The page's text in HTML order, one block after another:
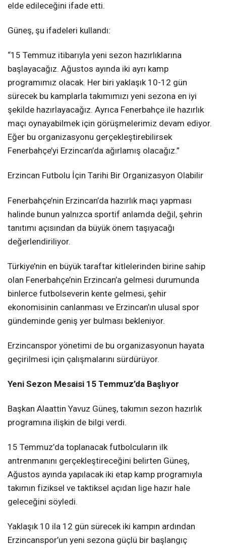
elde edileceğini ifade etti.
Güneş, şu ifadeleri kullandı:
“15 Temmuz itibarıyla yeni sezon hazırlıklarına
başlayacağız. Ağustos ayında iki ayrı kamp
programımız olacak. Her biri yaklaşık 10-12 gün
sürecek bu kamplarla takımımızı yeni sezona en iyi
şekilde hazırlayacağız. Ayrıca Fenerbahçe ile hazırlık
maçı oynayabilmek için görüşmelerimiz devam ediyor.
Eğer bu organizasyonu gerçekleştirebilirsek
Fenerbahçe’yi Erzincan’da ağırlamış olacağız.”
Erzincan Futbolu İçin Tarihi Bir Organizasyon Olabilir
Fenerbahçe’nin Erzincan’da hazırlık maçı yapması
halinde bunun yalnızca sportif anlamda değil, şehrin
tanıtımı açısından da büyük önem taşıyacağı
değerlendiriliyor.
Türkiye’nin en büyük taraftar kitlelerinden birine sahip
olan Fenerbahçe’nin Erzincan’a gelmesi durumunda
binlerce futbolseverin kente gelmesi, şehir
ekonomisinin canlanması ve Erzincan’ın ulusal spor
gündeminde geniş yer bulması bekleniyor.
Erzincanspor yönetimi de bu organizasyonun hayata
geçirilmesi için çalışmalarını sürdürüyor.
Yeni Sezon Mesaisi 15 Temmuz’da Başlıyor
Başkan Alaattin Yavuz Güneş, takımın sezon hazırlık
programına ilişkin de bilgi verdi.
15 Temmuz’da toplanacak futbolcuların ilk
antrenmanını gerçekleştireceğini belirten Güneş,
Ağustos ayında yapılacak iki etap kamp programıyla
takımın fiziksel ve taktiksel açıdan lige hazır hale
geleceğini söyledi.
Yaklaşık 10 ila 12 gün sürecek iki kampın ardından
Erzincanspor’un yeni sezona güçlü bir başlangıç